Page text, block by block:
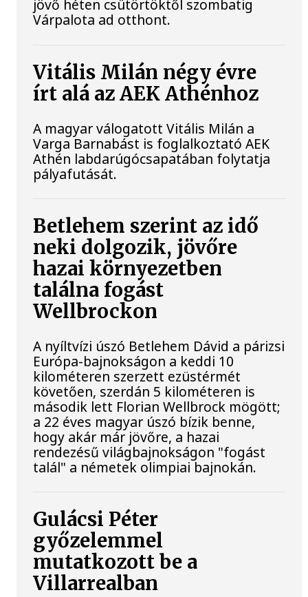
jövő héten csütörtöktől szombatig
Várpalota ad otthont.
Vitális Milán négy évre
írt alá az AEK Athénhoz
A magyar válogatott Vitális Milán a
Varga Barnabást is foglalkoztató AEK
Athén labdarúgócsapatában folytatja
pályafutását.
Betlehem szerint az idő
neki dolgozik, jövőre
hazai környezetben
találna fogást
Wellbrockon
A nyíltvízi úszó Betlehem Dávid a párizsi
Európa-bajnokságon a keddi 10
kilométeren szerzett ezüstérmét
követően, szerdán 5 kilométeren is
második lett Florian Wellbrock mögött;
a 22 éves magyar úszó bízik benne,
hogy akár már jövőre, a hazai
rendezésű világbajnokságon "fogást
talál" a németek olimpiai bajnokán.
Gulácsi Péter
győzelemmel
mutatkozott be a
Villarrealban